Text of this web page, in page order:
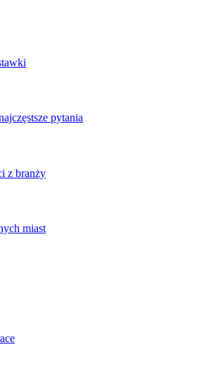
pytania
z branży
miast